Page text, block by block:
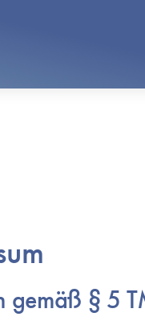
gemäß § 5